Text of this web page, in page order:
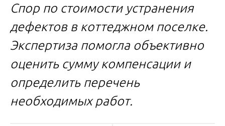
Спор по стоимости устранения
дефектов в коттеджном поселке.
Экспертиза помогла объективно
оценить сумму компенсации и
определить перечень
необходимых работ.